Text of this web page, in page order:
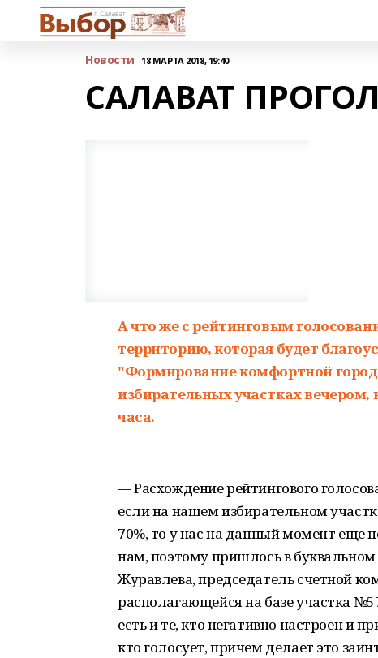
Новости 18 МАРТА 2018, 19:40
САЛАВАТ
А что же с рейтинговым
территорию, которая будет
"Формирование комфортной
избирательных участках вечером,
часа.
— Расхождение рейтингового
если на нашем избирательном
70%, то у нас на данный момент еще
нам, поэтому пришлось в
Журавлева, председатель счетной
располагающейся на базе участка
есть и те, кто негативно настроен и
кто голосует, причем делает это